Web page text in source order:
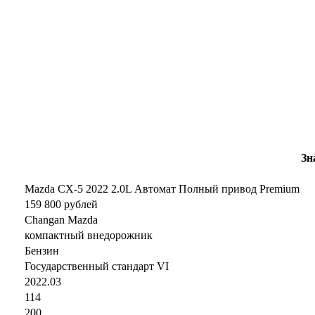
Mazda CX-5 2022 2.0L Автомат Полный привод Premium
159 800 рублей
Changan Mazda
компактный внедорожник
Бензин
Государственный стандарт VI
2022.03
114
200